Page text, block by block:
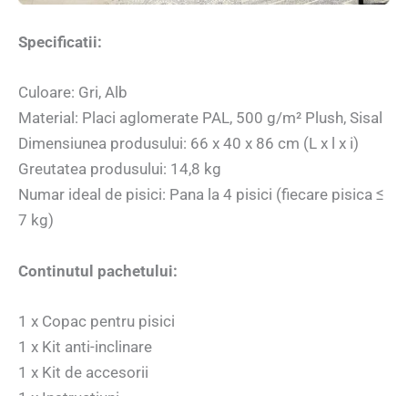
Specificatii:
Culoare: Gri, Alb
Material: Placi aglomerate PAL, 500 g/m² Plush, Sisal
Dimensiunea produsului: 66 x 40 x 86 cm (L x l x i)
Greutatea produsului: 14,8 kg
Numar ideal de pisici: Pana la 4 pisici (fiecare pisica ≤
7 kg)
Continutul pachetului:
1 x Copac pentru pisici
1 x Kit anti-inclinare
1 x Kit de accesorii